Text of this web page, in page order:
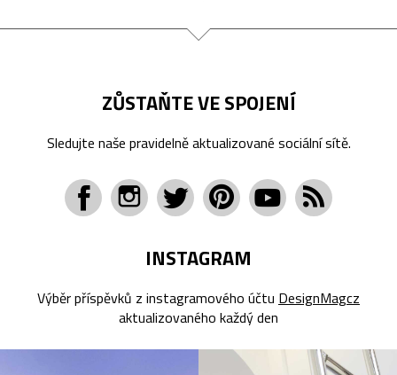
ZŮSTAŇTE VE SPOJENÍ
Sledujte naše pravidelně aktualizované sociální sítě.
INSTAGRAM
Výběr příspěvků z instagramového účtu DesignMagcz
aktualizovaného každý den